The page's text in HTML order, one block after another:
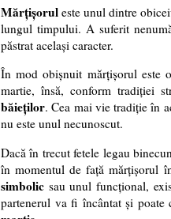
Mărțișorul este unul dintre
lungul timpului. A suferit
păstrat același caracter.
În mod obișnuit mărțișorul este
martie, însă, conform tradiției
băieților. Cea mai vie tradiție în
nu este unul necunoscut.
Dacă în trecut fetele legau
în momentul de față mărțișorul
simbolic sau unul funcțional,
partenerul va fi încântat și poate